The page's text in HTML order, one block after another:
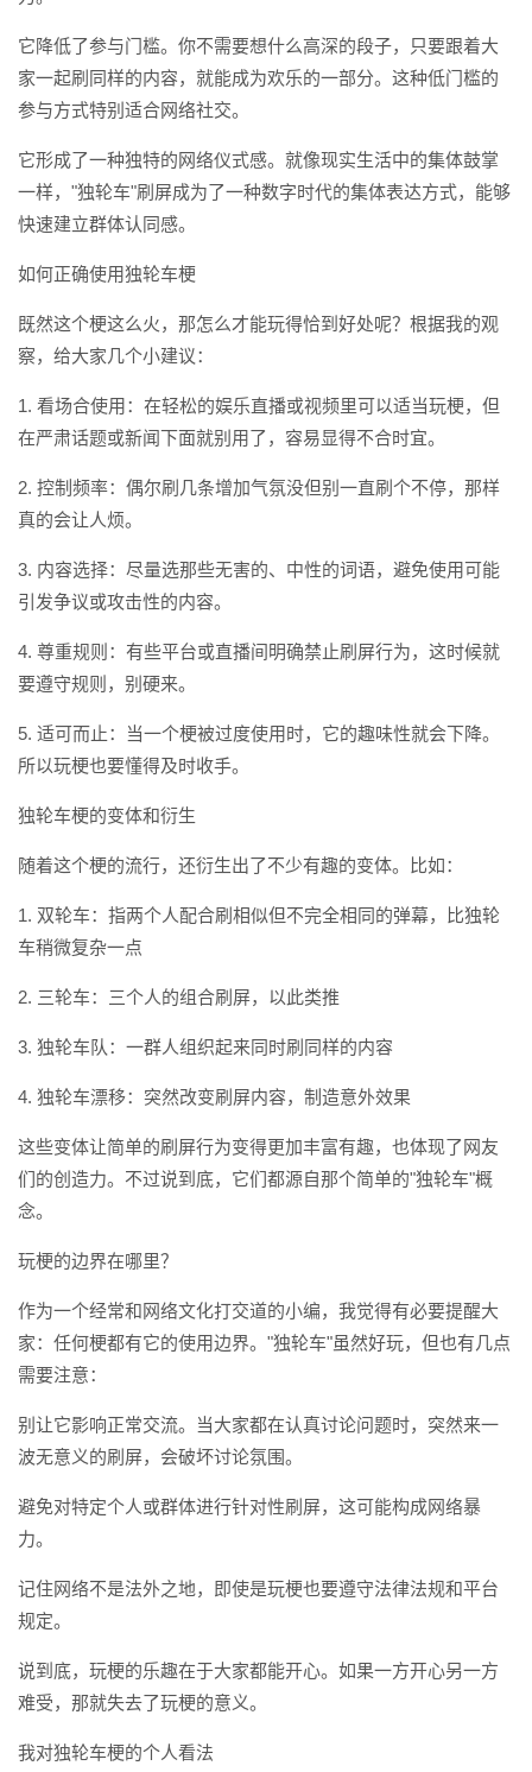
它降低了参与门槛。你不需要想什么高深的段子，只要跟着大
家一起刷同样的内容，就能成为欢乐的一部分。这种低门槛的
参与方式特别适合网络社交。
它形成了一种独特的网络仪式感。就像现实生活中的集体鼓掌
一样，"独轮车"刷屏成为了一种数字时代的集体表达方式，能够
快速建立群体认同感。
如何正确使用独轮车梗
既然这个梗这么火，那怎么才能玩得恰到好处呢？根据我的观
察，给大家几个小建议：
1. 看场合使用：在轻松的娱乐直播或视频里可以适当玩梗，但
在严肃话题或新闻下面就别用了，容易显得不合时宜。
2. 控制频率：偶尔刷几条增加气氛没但别一直刷个不停，那样
真的会让人烦。
3. 内容选择：尽量选那些无害的、中性的词语，避免使用可能
引发争议或攻击性的内容。
4. 尊重规则：有些平台或直播间明确禁止刷屏行为，这时候就
要遵守规则，别硬来。
5. 适可而止：当一个梗被过度使用时，它的趣味性就会下降。
所以玩梗也要懂得及时收手。
独轮车梗的变体和衍生
随着这个梗的流行，还衍生出了不少有趣的变体。比如：
1. 双轮车：指两个人配合刷相似但不完全相同的弹幕，比独轮
车稍微复杂一点
2. 三轮车：三个人的组合刷屏，以此类推
3. 独轮车队：一群人组织起来同时刷同样的内容
4. 独轮车漂移：突然改变刷屏内容，制造意外效果
这些变体让简单的刷屏行为变得更加丰富有趣，也体现了网友
们的创造力。不过说到底，它们都源自那个简单的"独轮车"概
念。
玩梗的边界在哪里？
作为一个经常和网络文化打交道的小编，我觉得有必要提醒大
家：任何梗都有它的使用边界。"独轮车"虽然好玩，但也有几点
需要注意：
别让它影响正常交流。当大家都在认真讨论问题时，突然来一
波无意义的刷屏，会破坏讨论氛围。
避免对特定个人或群体进行针对性刷屏，这可能构成网络暴
力。
记住网络不是法外之地，即使是玩梗也要遵守法律法规和平台
规定。
说到底，玩梗的乐趣在于大家都能开心。如果一方开心另一方
难受，那就失去了玩梗的意义。
我对独轮车梗的个人看法